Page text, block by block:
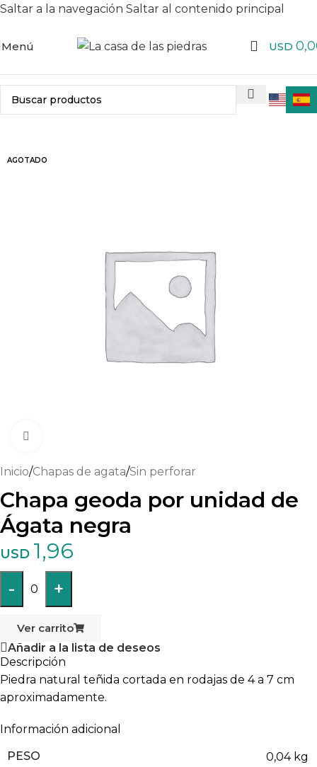
Saltar a la navegación Saltar al contenido principal
Menú USD
AGOTADO
Inicio/Chapas de agata/Sin perforar
Chapa geoda por unidad de
Ágata negra
USD 1,96
- 0 +
Ver carrito
Añadir a la lista de deseos
Descripción
Piedra natural teñida cortada en rodajas de 4 a 7 cm
aproximadamente.
Información adicional
PESO
0,04 kg